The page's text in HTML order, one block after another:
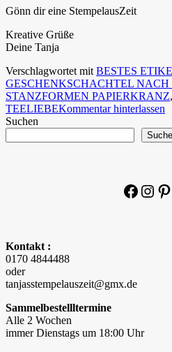
Gönn dir eine StempelausZeit
Kreative Grüße
Deine Tanja
Verschlagwortet mit BESTES
GESCHENKSCHACHTEL NACH
STANZFORMEN PAPIERKRANZ,
TEELIEBEKommentar hinterlassen
Suchen
Kontakt :
0170 4844488
oder
tanjasstempelauszeit@gmx.de
Sammelbestellltermine
Alle 2 Wochen
immer Dienstags um 18:00 Uhr